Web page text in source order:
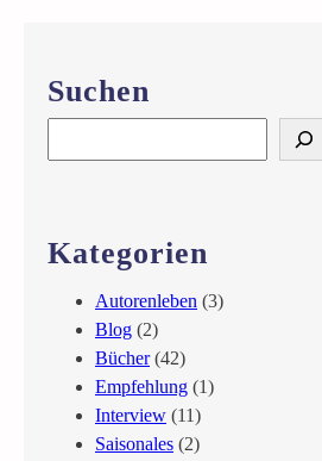
e
M
o
r
i
g
a
Suchen
e
c
Kategorien
Autorenleben (3)
Blog (2)
Bücher(42)
Empfehlung (1)
Interview (11)
Saisonales (2)